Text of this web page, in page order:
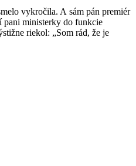
vykročila. A sám pán premiér
pani ministerky do funkcie
riekol: „Som rád, že je